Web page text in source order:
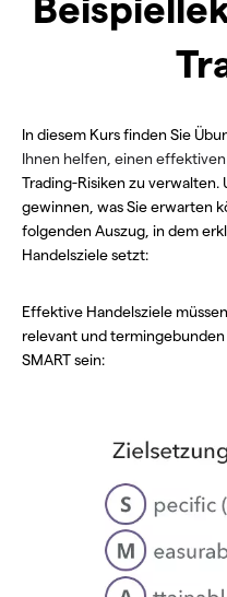
In diesem Kurs finden Sie
Ihnen helfen, einen
Trading-Risiken zu verwalten.
gewinnen, was Sie erwarten
folgenden Auszug, in dem
Handelsziele setzt:
Effektive Handelsziele
relevant und
SMART sein: